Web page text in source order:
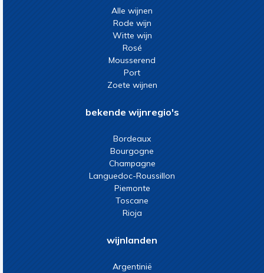
Alle wijnen
Rode wijn
Witte wijn
Rosé
Mousserend
Port
Zoete wijnen
bekende wijnregio's
Bordeaux
Bourgogne
Champagne
Languedoc-Roussillon
Piemonte
Toscane
Rioja
wijnlanden
Argentinië